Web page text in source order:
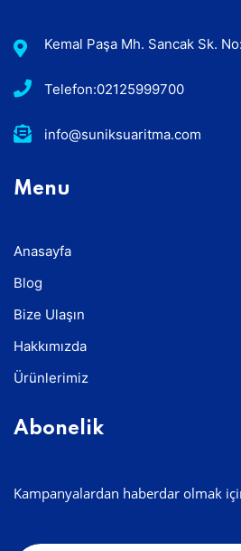
Kemal Paşa Mh. Sancak Sk.
Telefon:02125999700
info@suniksuaritma.com
Menu
Anasayfa
Blog
Bize Ulaşın
Hakkımızda
Ürünlerimiz
Abonelik
Kampanyalardan haberdar olmak